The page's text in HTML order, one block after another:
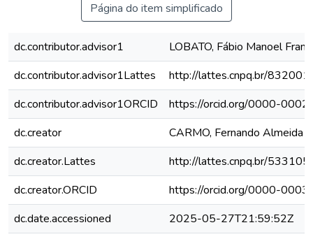
Página do item simplificado
dc.contributor.advisor1
LOBATO, Fábio Manoel
dc.contributor.advisor1Lattes
http://lattes.cnpq.br/
dc.contributor.advisor1ORCID
https://orcid.org/0000-
dc.creator
CARMO, Fernando Almeida
dc.creator.Lattes
http://lattes.cnpq.br/
dc.creator.ORCID
https://orcid.org/0000-
dc.date.accessioned
2025-05-27T21:59:52Z